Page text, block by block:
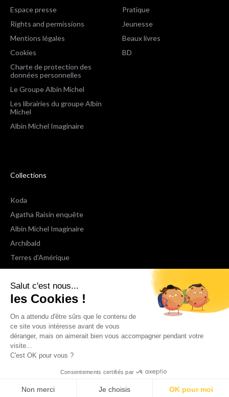
Salut c'est nous...
les Cookies !
On a attendu d'être sûrs que le contenu de
ce site vous intéresse avant de vous
déranger, mais on aimerait bien vous accompagner pendant votre
visite...
C'est OK pour vous ?
Consentements certifiés par
Non merci Je choisis OK pour moi
Espace presse
Rights and permissions
Mentions légales
Cookies
Charte de protection des
données personnelles
Le Groupe Albin Michel
Les librairies du groupe Albin
Michel
Albin Michel Imaginaire
Pratique
Jeunesse
Beaux livres
BD
Collections
Koda
Agatha Raisin enquête
Albin Michel Imaginaire
Archibald
Terres d'Amérique
Espaces Libres Poche
NOX
Wiz
Voir toutes les collections
Nous suivre